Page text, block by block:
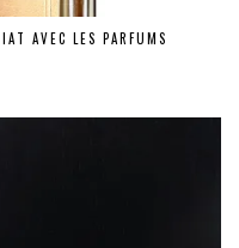
AVEC LES PARFUMS